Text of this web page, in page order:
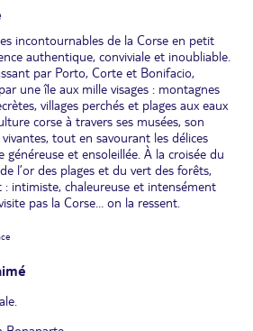
incontournables de la Corse en petit
authentique, conviviale et inoubliable.
par Porto, Corte et Bonifacio,
une île aux mille visages : montagnes
villages perchés et plages aux eaux
corse à travers ses musées, son
tout en savourant les délices
généreuse et ensoleillée. À la croisée du
l’or des plages et du vert des forêts,
: intimiste, chaleureuse et intensément
pas la Corse… on la ressent.